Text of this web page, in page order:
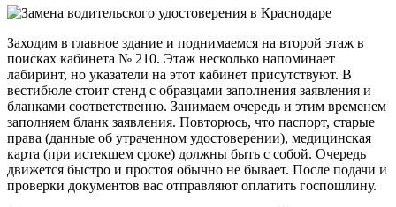
Заходим в главное здание и поднимаемся на второй этаж в
поисках кабинета № 210. Этаж несколько напоминает
лабиринт, но указатели на этот кабинет присутствуют. В
вестибюле стоит стенд с образцами заполнения заявления и
бланками соответственно. Занимаем очередь и этим временем
заполняем бланк заявления. Повторюсь, что паспорт, старые
права (данные об утраченном удостоверении), медицинская
карта (при истекшем сроке) должны быть с собой. Очередь
движется быстро и простоя обычно не бывает. После подачи и
проверки документов вас отправляют оплатить госпошлину.